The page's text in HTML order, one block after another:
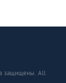
защищены. All